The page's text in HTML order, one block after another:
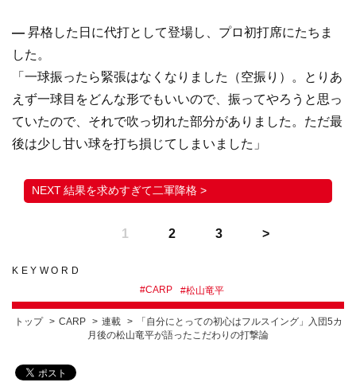
― 昇格した日に代打として登場し、プロ初打席にたちま
した。
「一球振ったら緊張はなくなりました（空振り）。とりあ
えず一球目をどんな形でもいいので、振ってやろうと思っ
ていたので、それで吹っ切れた部分がありました。ただ最
後は少し甘い球を打ち損じてしまいました」
結果を求めすぎて二軍降格 >
1 2 3
KEYWORD
#CARP #松山竜平
トップ CARP 連載
「自分にとっての初心はフルスイング」入団5カ
月後の松山竜平が語ったこだわりの打撃論